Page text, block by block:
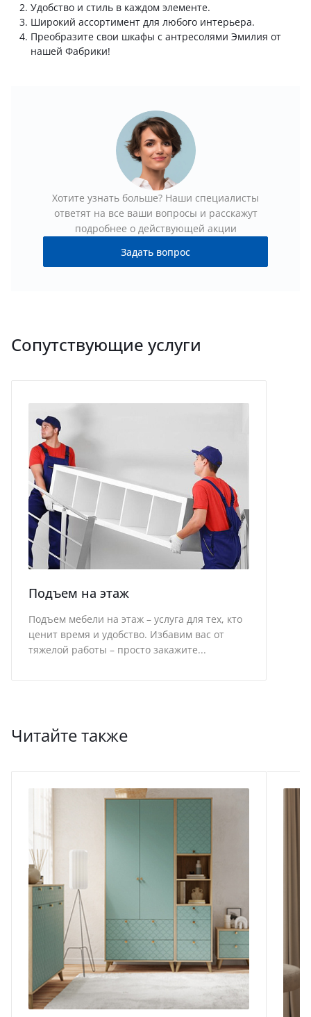
Удобство и стиль в каждом элементе.
Широкий ассортимент для любого интерьера.
Преобразите свои шкафы с антресолями Эмилия от
нашей Фабрики!
Хотите узнать больше? Наши специалисты
ответят на все ваши вопросы и расскажут
подробнее о действующей акции
Задать вопрос
Сопутствующие услуги
Подъем на этаж
Подъем мебели на этаж – услуга для тех, кто
ценит время и удобство. Избавим вас от
тяжелой работы – просто закажите...
Читайте также